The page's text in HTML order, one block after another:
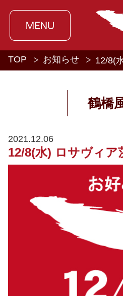
TOP お知らせ 12/8(
鶴橋
2021.12.06
12/8(水) ロサヴィ